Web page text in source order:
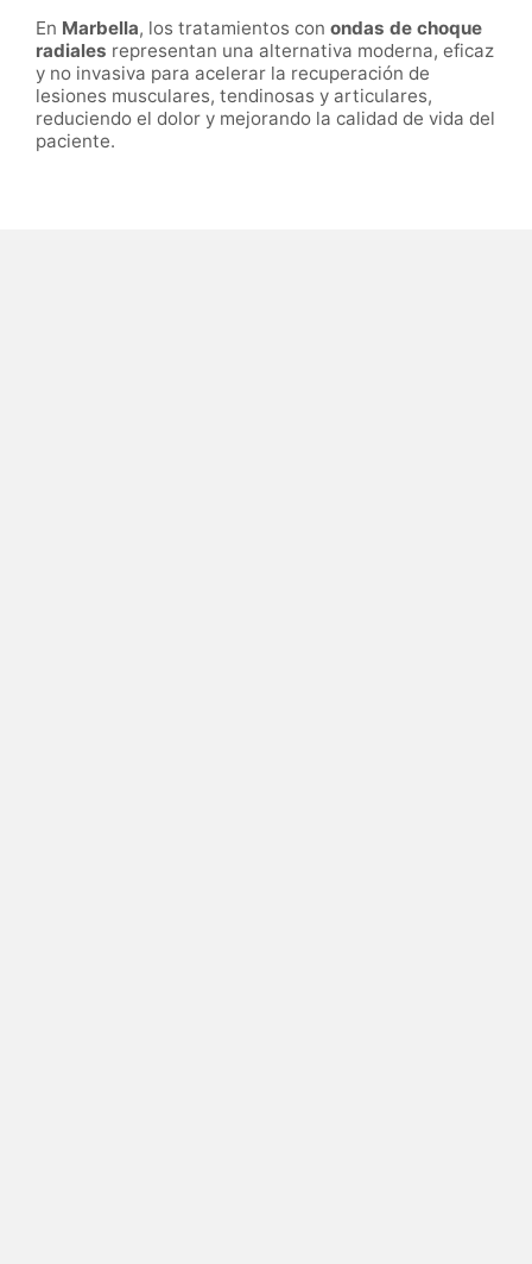
En Marbella, los tratamientos con ondas de choque
radiales representan una alternativa moderna, eficaz
y no invasiva para acelerar la recuperación de
lesiones musculares, tendinosas y articulares,
reduciendo el dolor y mejorando la calidad de vida del
paciente.